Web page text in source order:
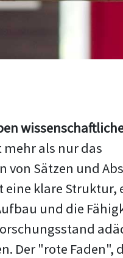
mehr als nur das
von Sätzen und
eine klare Struktur,
und die
Der "rote Faden",